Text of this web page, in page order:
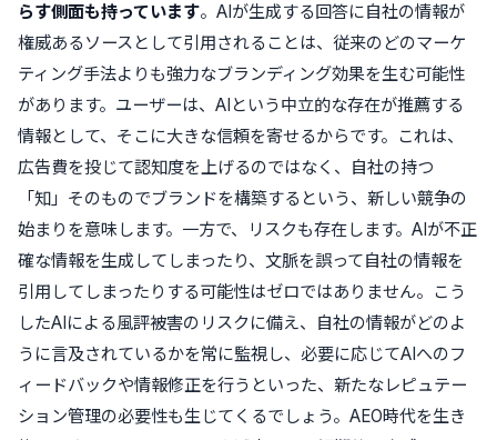
らす側面も持っています。AIが生成する回答に自社の情報が
権威あるソースとして引用されることは、従来のどのマーケ
ティング手法よりも強力なブランディング効果を生む可能性
があります。ユーザーは、AIという中立的な存在が推薦する
情報として、そこに大きな信頼を寄せるからです。これは、
広告費を投じて認知度を上げるのではなく、自社の持つ
「知」そのものでブランドを構築するという、新しい競争の
始まりを意味します。一方で、リスクも存在します。AIが不正
確な情報を生成してしまったり、文脈を誤って自社の情報を
引用してしまったりする可能性はゼロではありません。こう
したAIによる風評被害のリスクに備え、自社の情報がどのよ
うに言及されているかを常に監視し、必要に応じてAIへのフ
ィードバックや情報修正を行うといった、新たなレピュテー
ション管理の必要性も生じてくるでしょう。AEO時代を生き